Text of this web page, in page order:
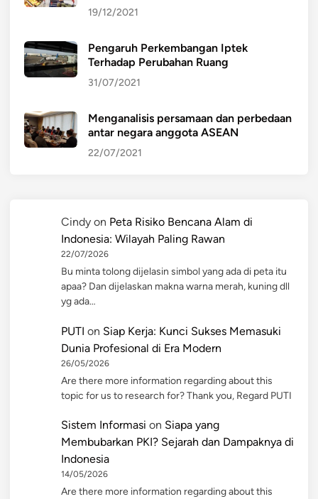
19/12/2021
Pengaruh Perkembangan Iptek
Terhadap Perubahan Ruang
31/07/2021
Menganalisis persamaan dan perbedaan
antar negara anggota ASEAN
22/07/2021
Cindy on Peta Risiko Bencana Alam di
Indonesia: Wilayah Paling Rawan
22/07/2026
Bu minta tolong dijelasin simbol yang ada di peta itu
apaa? Dan dijelaskan makna warna merah, kuning dll
yg ada…
PUTI on Siap Kerja: Kunci Sukses Memasuki
Dunia Profesional di Era Modern
26/05/2026
Are there more information regarding about this
topic for us to research for? Thank you, Regard PUTI
Sistem Informasi on Siapa yang
Membubarkan PKI? Sejarah dan Dampaknya di
Indonesia
14/05/2026
Are there more information regarding about this